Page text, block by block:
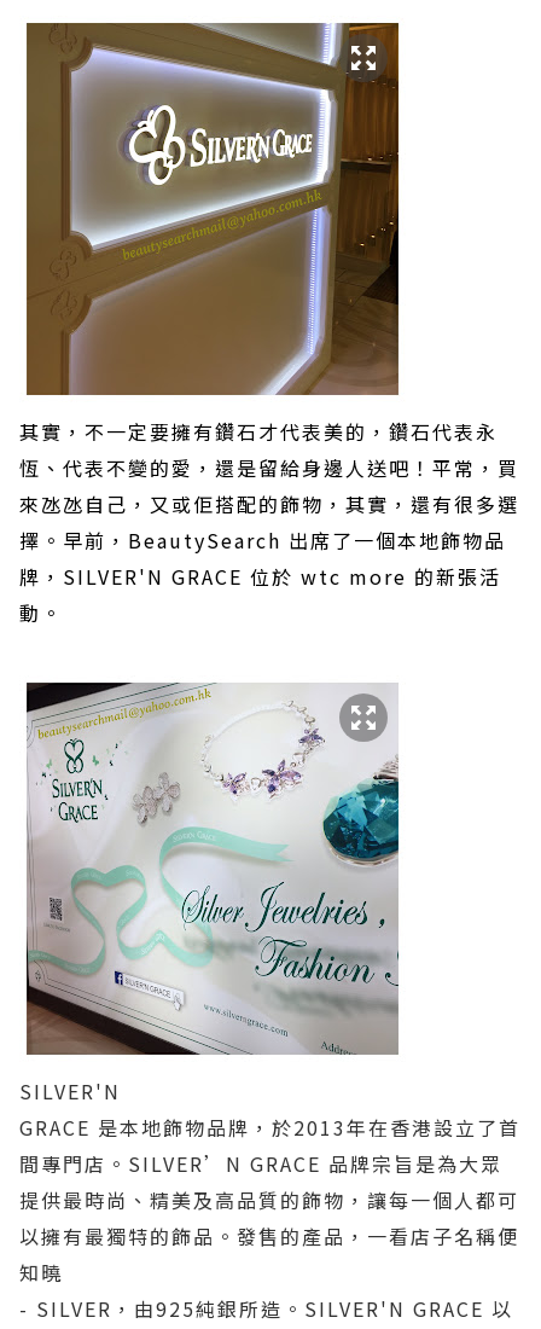
其實，不一定要擁有鑽石才代表美的，鑽石代表永
恆、代表不變的愛，還是留給身邊人送吧！平常，買
來氹氹自己，又或佢搭配的飾物，其實，還有很多選
擇。早前， BeautySearch 出席了一個本地飾物品
牌， SILVER'N GRACE 位於 wtc more 的新張活
動。
SILVER'N
GRACE 是本地飾物品牌，於2013年在香港設立了首
間專門店。 SILVER’ N GRACE 品牌宗旨是為大眾
提供最時尚、精美及高品質的飾物，讓每一個人都可
以擁有最獨特的飾品。發售的產品，一看店子名稱便
知曉
- SILVER ，由925純銀所造。 SILVER'N GRACE 以